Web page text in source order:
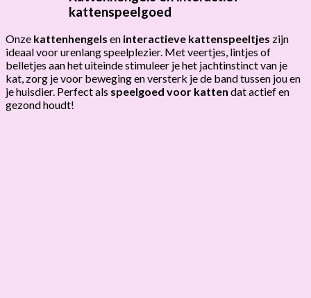
kattenspeelgoed
Onze kattenhengels en interactieve kattenspeeltjes zijn
ideaal voor urenlang speelplezier. Met veertjes, lintjes of
belletjes aan het uiteinde stimuleer je het jachtinstinct van je
kat, zorg je voor beweging en versterk je de band tussen jou en
je huisdier. Perfect als speelgoed voor katten dat actief en
gezond houdt!